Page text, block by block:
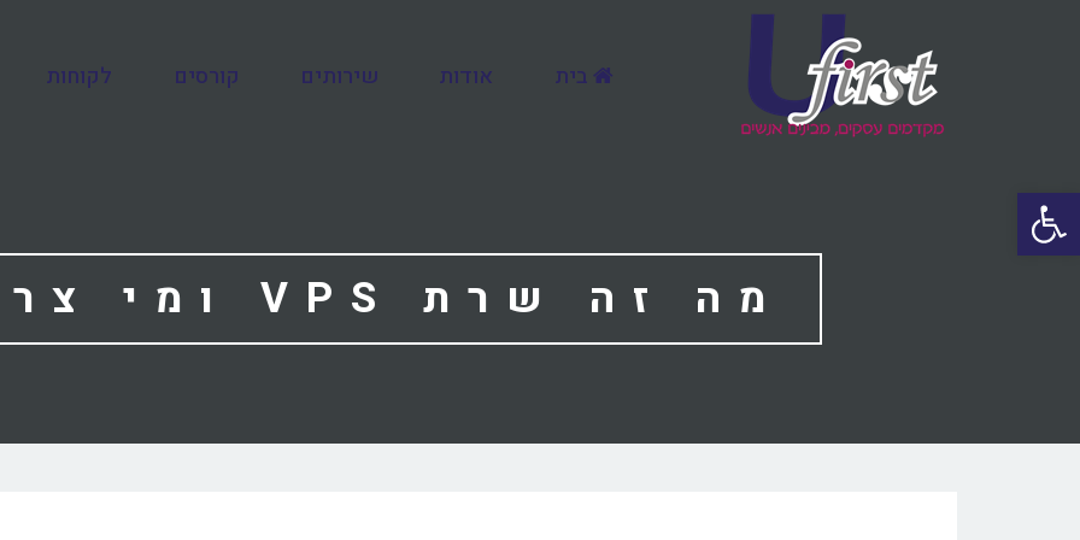
פתח סרגל נגישות
בית אודות שירותים קורסים לקוחות
מה זה שרת VPS ומי צריך אותו